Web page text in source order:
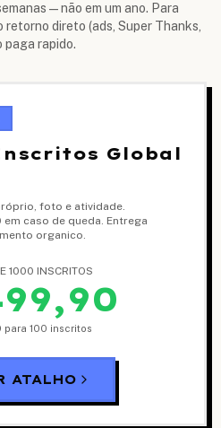
— não em um ano. Para
direto (ads, Super Thanks,
paga rapido.
Global
foto e atividade.
caso de queda. Entrega
organico.
1000 INSCRITOS
para 100 inscritos
ATALHO